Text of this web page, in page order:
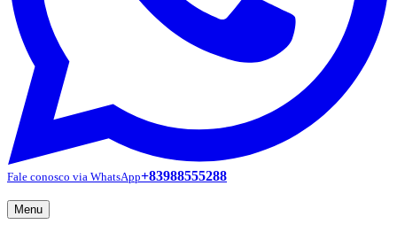
Fale conosco via WhatsApp+83988555288
Menu